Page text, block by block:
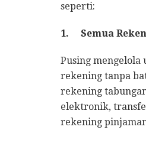
seperti:
1. Semua
Pusing mengelola
rekening tanpa
rekening
elektronik,
rekening